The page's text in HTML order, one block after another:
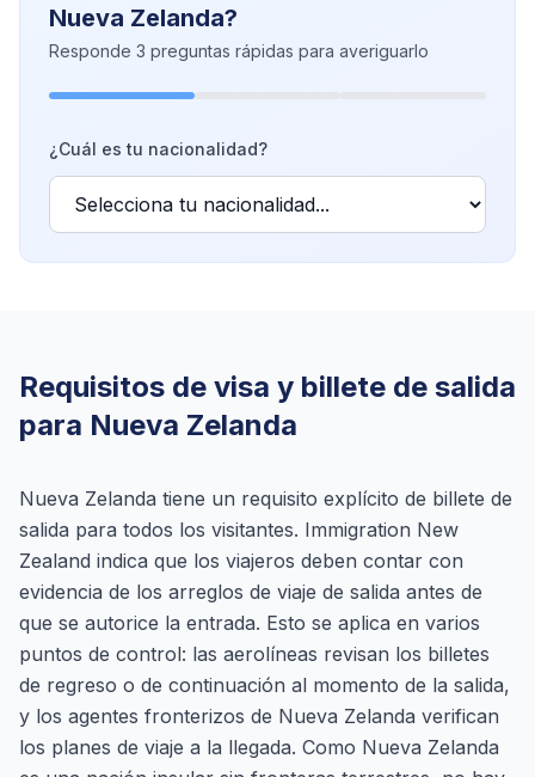
Nueva Zelanda?
Responde 3 preguntas rápidas para averiguarlo
¿Cuál es tu nacionalidad?
Requisitos de visa y billete de salida
para Nueva Zelanda
Nueva Zelanda tiene un requisito explícito de billete de
salida para todos los visitantes. Immigration New
Zealand indica que los viajeros deben contar con
evidencia de los arreglos de viaje de salida antes de
que se autorice la entrada. Esto se aplica en varios
puntos de control: las aerolíneas revisan los billetes
de regreso o de continuación al momento de la salida,
y los agentes fronterizos de Nueva Zelanda verifican
los planes de viaje a la llegada. Como Nueva Zelanda